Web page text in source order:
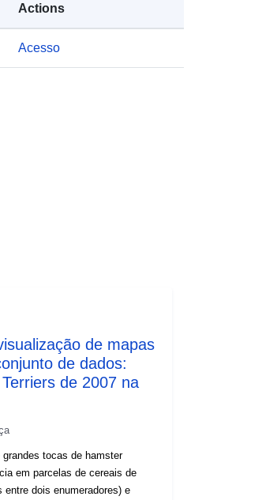
Actions
Acesso
data.europa.eu/88u/dataset/oai
de mapas
de dados:
de 2007 na
tocas de hamster
em parcelas de cereais de
entre dois enumeradores) e